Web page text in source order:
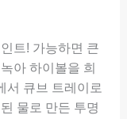
트! 가능하면 큰
아 하이볼을 희
서 큐브 트레이로
물로 만든 투명